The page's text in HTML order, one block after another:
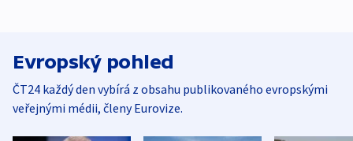
Evropský pohled
ČT24 každý den vybírá z obsahu publikovaného evropskými
veřejnými médii, členy Eurovize.